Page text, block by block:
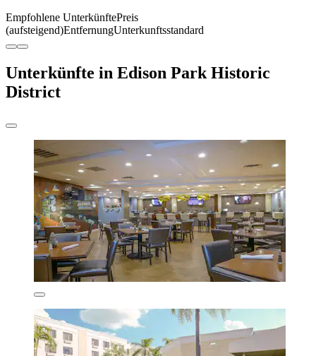
Empfohlene UnterkünftePreis
(aufsteigend)EntfernungUnterkunftsstandard
Unterkünfte in Edison Park Historic
District